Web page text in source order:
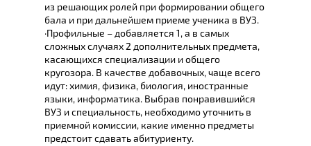
из решающих ролей при формировании общего
бала и при дальнейшем приеме ученика в ВУЗ.
·Профильные – добавляется 1, а в самых
сложных случаях 2 дополнительных предмета,
касающихся специализации и общего
кругозора. В качестве добавочных, чаще всего
идут: химия, физика, биология, иностранные
языки, информатика. Выбрав понравившийся
ВУЗ и специальность, необходимо уточнить в
приемной комиссии, какие именно предметы
предстоит сдавать абитуриенту.